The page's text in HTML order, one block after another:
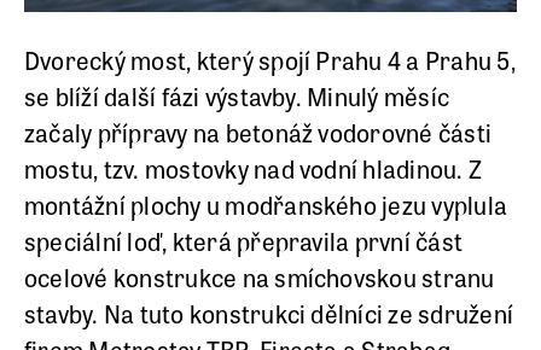
Dvorecký most, který spojí Prahu 4 a Prahu 5,
se blíží další fázi výstavby. Minulý měsíc
začaly přípravy na betonáž vodorovné části
mostu, tzv. mostovky nad vodní hladinou. Z
montážní plochy u modřanského jezu vyplula
speciální loď, která přepravila první část
ocelové konstrukce na smíchovskou stranu
stavby. Na tuto konstrukci dělníci ze sdružení